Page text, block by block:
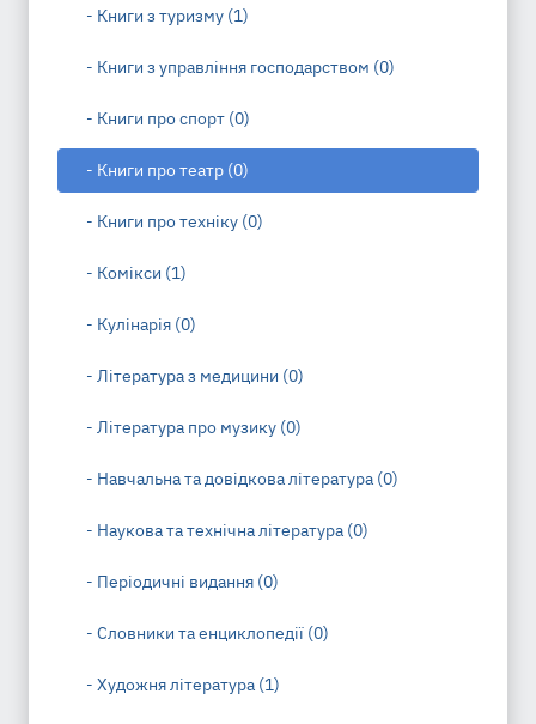
- Книги з туризму (1)
- Книги з управління господарством (0)
- Книги про спорт (0)
- Книги про театр (0)
- Книги про техніку (0)
- Комікси (1)
- Кулінарія (0)
- Література з медицини (0)
- Література про музику (0)
- Навчальна та довідкова література (0)
- Наукова та технічна література (0)
- Періодичні видання (0)
- Словники та енциклопедії (0)
- Художня література (1)